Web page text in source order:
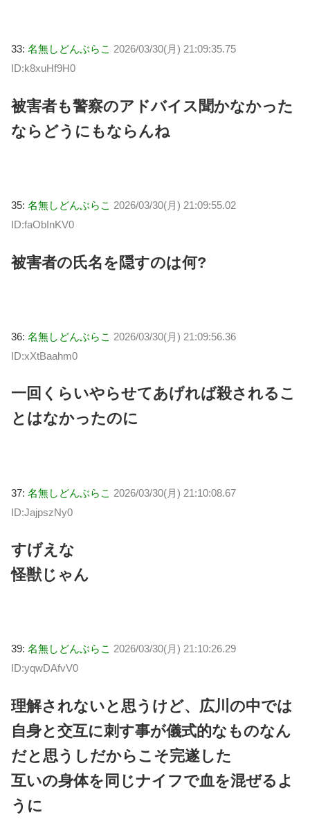
33: 名無しどんぶらこ 2026/03/30(月) 21:09:35.75
ID:k8xuHf9H0
被害者も警察のアドバイス聞かなかった
ならどうにもならんね
35: 名無しどんぶらこ 2026/03/30(月) 21:09:55.02
ID:faObInKV0
被害者の氏名を隠すのは何?
36: 名無しどんぶらこ 2026/03/30(月) 21:09:56.36
ID:xXtBaahm0
一回くらいやらせてあげれば殺されるこ
とはなかったのに
37: 名無しどんぶらこ 2026/03/30(月) 21:10:08.67
ID:JajpszNy0
すげえな
怪獣じゃん
39: 名無しどんぶらこ 2026/03/30(月) 21:10:26.29
ID:yqwDAfvV0
理解されないと思うけど、広川の中では
自身と交互に刺す事が儀式的なものなん
だと思うしだからこそ完遂した
互いの身体を同じナイフで血を混ぜるよ
うに